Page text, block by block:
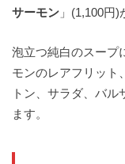
サーモン 」(1,100円)
泡立つ純白のスープ
モンのレアフリット
トン、サラダ、バ
ます。